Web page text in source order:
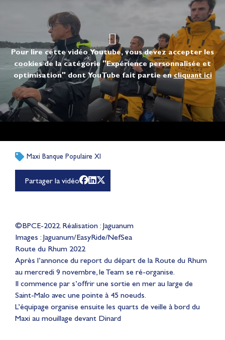
Pour lire cette vidéo Youtube, vous devez accepter les
cookies de la catégorie "Expérience personnalisée et
optimisation" dont YouTube fait partie encliquant ici
Maxi Banque Populaire XI
Partager la vidéo
©BPCE-2022. Réalisation : Jaguanum
Images : Jaguanum/EasyRide/NefSea
Route du Rhum 2022
Après l’annonce du report du départ de la Route du Rhum
au mercredi 9 novembre, le Team se ré-organise.
Il commence par s’offrir une sortie en mer au large de
Saint-Malo avec une pointe à 45 noeuds.
L’équipage organise ensuite les quarts de veille à bord du
Maxi au mouillage devant Dinard